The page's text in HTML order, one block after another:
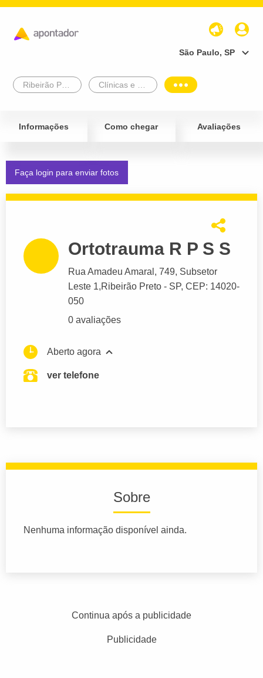
São Paulo, SP
Informações Como chegar Avaliações
Faça login para enviar fotos
Ortotrauma R P S S
Rua Amadeu Amaral , 749, Subsetor
Leste 1,Ribeirão Preto - SP, CEP: 14020-
050
0 avaliações
Aberto agora
ver telefone
Sobre
Nenhuma informação disponível ainda.
Continua após a publicidade
Publicidade